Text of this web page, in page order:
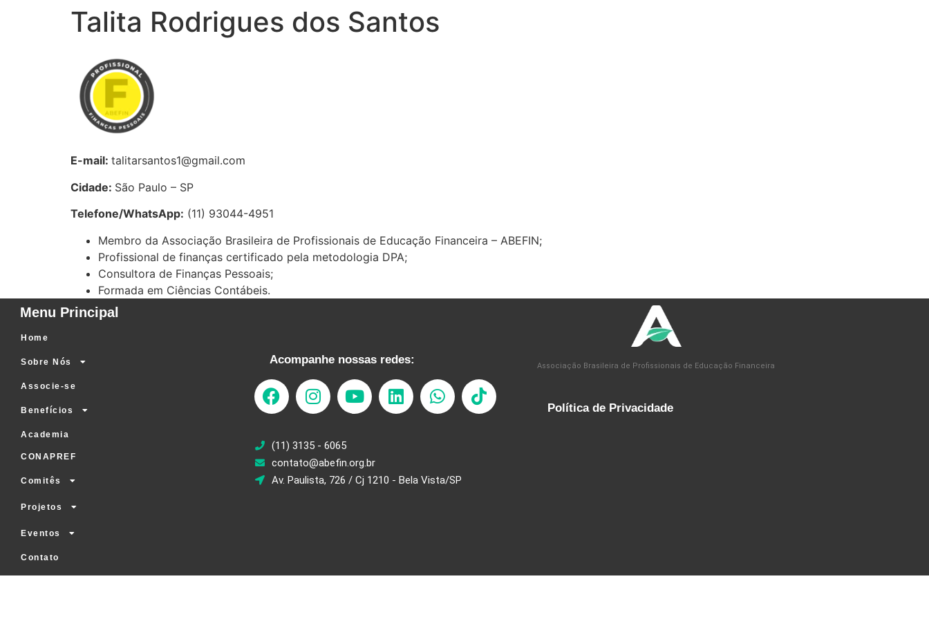
Talita Rodrigues dos Santos
E-mail: talitarsantos1@gmail.com
Cidade: São Paulo – SP
Telefone/WhatsApp: (11) 93044-4951
Membro da Associação Brasileira de Profissionais de Educação Financeira – ABEFIN;
Profissional de finanças certificado pela metodologia DPA;
Consultora de Finanças Pessoais;
Formada em Ciências Contábeis.
Menu Principal
Home
Sobre Nós
Associe-se
Benefícios
Academia
CONAPREF
Comitês
Projetos
Eventos
Contato
Acompanhe nossas redes:
(11) 3135 - 6065
contato@abefin.org.br
Av. Paulista, 726 / Cj 1210 - Bela Vista/SP
Associação Brasileira de Profissionais de Educação Financeira
Política de Privacidade